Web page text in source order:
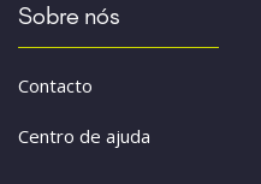
Sobre nós
Contacto
Centro de ajuda